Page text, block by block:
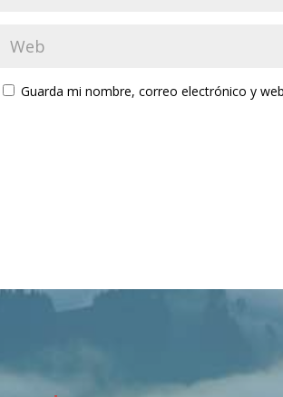
Guarda mi nombre, correo electrónico y